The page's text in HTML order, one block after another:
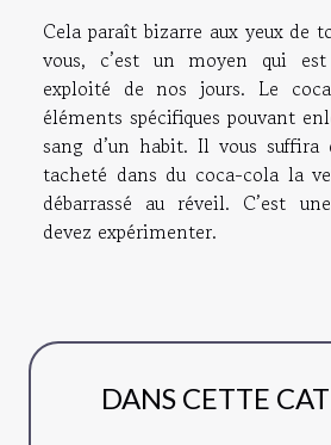
Cela paraît bizarre aux yeux de
vous, c’est un moyen qui
exploité de nos jours. Le
éléments spécifiques pouvant
sang d’un habit. Il vous suffira
tacheté dans du coca-cola la
débarrassé au réveil. C’est
devez expérimenter.
DANS CETTE